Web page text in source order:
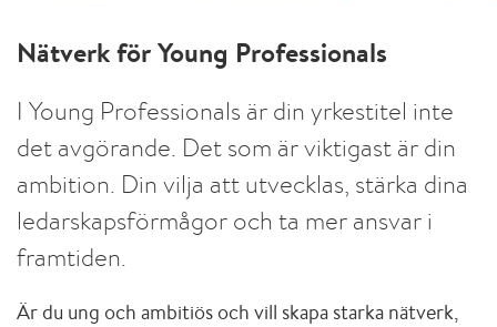
Nätverk för Young Professionals
I Young Professionals är din yrkestitel inte
det avgörande. Det som är viktigast är din
ambition. Din vilja att utvecklas, stärka dina
ledarskapsförmågor och ta mer ansvar i
framtiden.
Är du ung och ambitiös och vill skapa starka nätverk,